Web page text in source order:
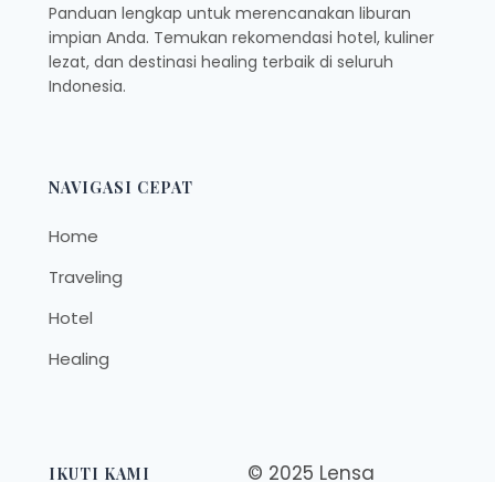
Panduan lengkap untuk merencanakan liburan
impian Anda. Temukan rekomendasi hotel, kuliner
lezat, dan destinasi healing terbaik di seluruh
Indonesia.
NAVIGASI CEPAT
Home
Traveling
Hotel
Healing
IKUTI KAMI © 2025 Lensa